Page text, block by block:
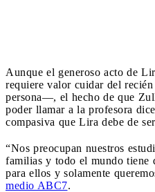
Aunque el generoso acto de
requiere valor cuidar del
persona—, el hecho de que
poder llamar a la profesora
compasiva que Lira debe de
“Nos preocupan nuestros
familias y todo el mundo tiene
para ellos y solamente
medio ABC7.